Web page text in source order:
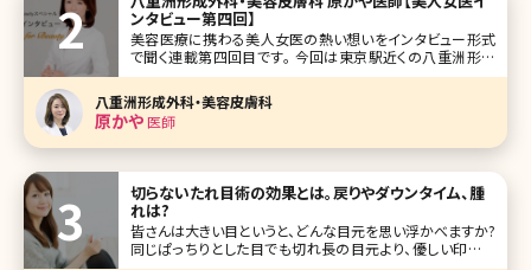
ていたのだ。そ
ンタビュー第四回】
美容医療に携わる美人女医の熱い想いをインタビュー形式
で聞く連載第四回目です。 今回は東京駅近くの八重洲形成
外科・美容皮膚科の原かや院長です。 形成外科から美容領
域進出の経緯、現在でも診療にあたる大学病院と開業医の
違いなどを語ってもらい、興味深い内容になりました。インタ
ビューから、その真摯な想いが
八重洲形成外科・美容皮膚科
原かや医師
切らないたれ目術の効果とは。戻りやダウンタイム、腫
れは?
皆さんは大きい目というと、どんな目元を思い浮かべますか?
同じぱっちりとした目でも切れ長の目元より、優しい印象を
与えるたれ目のほうが男性ウケがいいという意見もありま